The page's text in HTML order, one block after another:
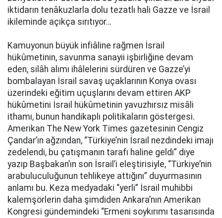
iktidarın tenâkuzlarla dolu tezatlı hali Gazze ve İsrail
ikileminde açıkça sırıtıyor…
Kamuyonun büyük infiâline rağmen İsrail
hükûmetinin, savunma sanayii işbirliğine devam
eden, silâh alımı ihâlelerini sürdüren ve Gazze’yi
bombalayan İsrail savaş uçaklarının Konya ovası
üzerindeki eğitim uçuşlarını devam ettiren AKP
hükûmetini İsrail hükûmetinin yavuzhırsız misâli
ithamı, bunun handikaplı politikaların göstergesi.
Amerikan The New York Times gazetesinin Cengiz
Çandar’ın ağzından, “Türkiye’nin İsrail nezdindeki imajı
zedelendi, bu çatışmanın tarafı haline geldi” diye
yazıp Başbakan’ın son İsrail’i eleştirisiyle, “Türkiye’nin
arabuluculuğunun tehlikeye attığını” duyurmasının
anlamı bu. Keza medyadaki “yerli” İsrail muhibbi
kalemşörlerin daha şimdiden Ankara’nın Amerikan
Kongresi gündemindeki “Ermeni soykırımı tasarısında